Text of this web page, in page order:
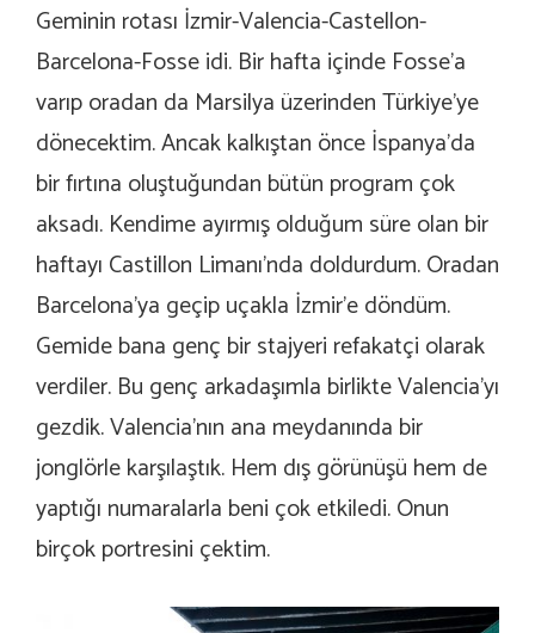
Geminin rotası İzmir-Valencia-Castellon-
Barcelona-Fosse idi. Bir hafta içinde Fosse’a
varıp oradan da Marsilya üzerinden Türkiye’ye
dönecektim. Ancak kalkıştan önce İspanya’da
bir fırtına oluştuğundan bütün program çok
aksadı. Kendime ayırmış olduğum süre olan bir
haftayı Castillon Limanı’nda doldurdum. Oradan
Barcelona’ya geçip uçakla İzmir’e döndüm.
Gemide bana genç bir stajyeri refakatçi olarak
verdiler. Bu genç arkadaşımla birlikte Valencia’yı
gezdik. Valencia’nın ana meydanında bir
jonglörle karşılaştık. Hem dış görünüşü hem de
yaptığı numaralarla beni çok etkiledi. Onun
birçok portresini çektim.